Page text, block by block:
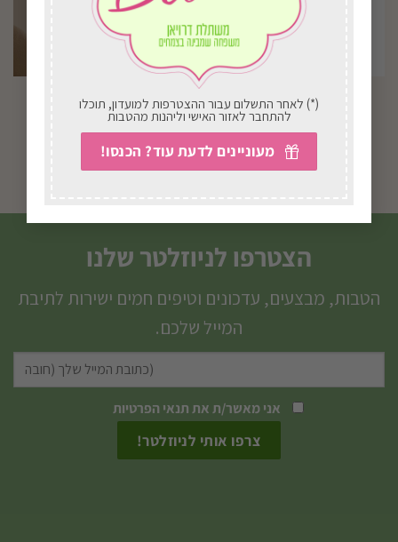
(*) לאחר התשלום עבור ההצטרפות למועדון, תוכלו
להתחבר לאזור האישי וליהנות מהטבות
מעוניינים לדעת עוד? הכנסו!
גינונת למתחילים
₪157.00
בחירת אפשרויות
סלסלה כפרית
300.00
בחירת אפשרויות
הצטרפו לניוזלטר שלנו
הטבות, מבצעים, עדכונים וטיפים חמים ישירות לתיבת
המייל שלכם.
אני מאשר/ת אתתנאי הפרטיות